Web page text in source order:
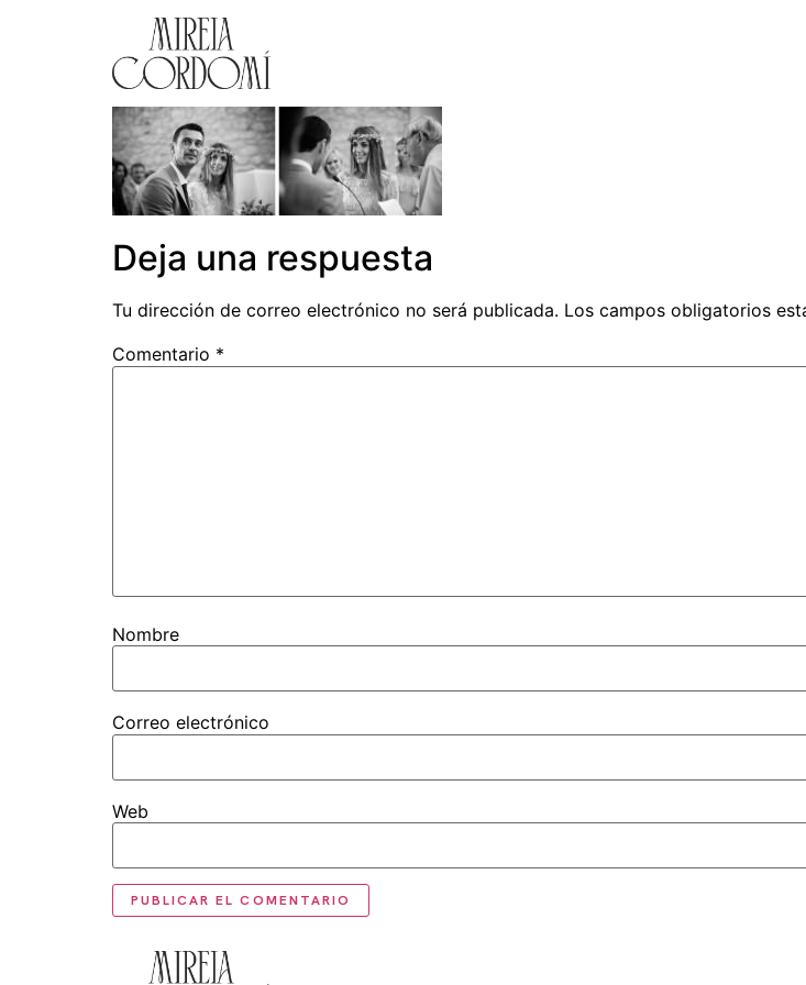
Deja una respuesta
Tu dirección de correo electrónico no será publicada. Los campos obligatorios
Comentario *
Nombre
Correo electrónico
Web